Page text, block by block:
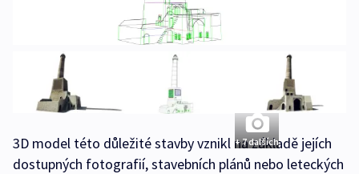
+ 7 dalších
3D model této důležité stavby vznikl na základě jejích
dostupných fotografií, stavebních plánů nebo leteckých